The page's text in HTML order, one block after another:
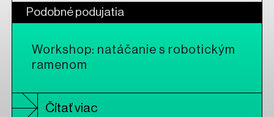
Podobné podujatia
Workshop: natáčanie s robotickým
ramenom
Čítať viac